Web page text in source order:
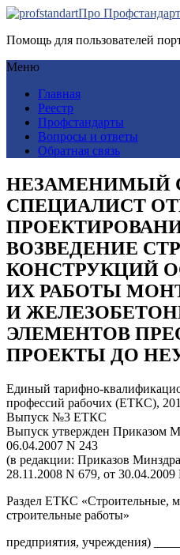
Про
Помощь для пользователей
Меню
Главная
Реестр
Профстандарты
Вопросы и ответы
Обратная связь
НЕЗАМЕНИМЫЙ
СПЕЦИАЛИСТ
ВОЗВЕДЕНИЕ
КОНСТРУКЦИЙ
ИХ РАБОТЫ
И
ЭЛЕМЕНТОВ
ПРОЕКТЫ ДО
Единый тарифно-
профессий рабочих (ЕТКС),
Выпуск №3 ЕТКС
Выпуск утвержден Приказом
06.04.2007 N 243
(в редакции: Приказов
28.11.2008 N 679, от 30.04.2009
Раздел ЕТКС «Строительные,
строительные работы»
предприятия, учреждения)